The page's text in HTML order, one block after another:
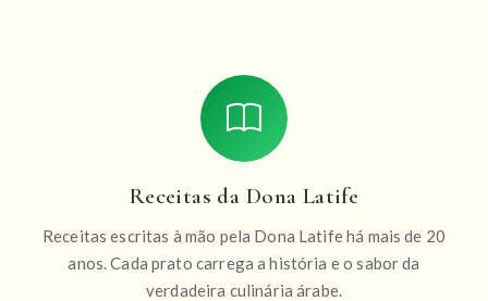
Receitas da Dona Latife
Receitas escritas à mão pela Dona Latife há mais de 20
anos. Cada prato carrega a história e o sabor da
verdadeira culinária árabe.